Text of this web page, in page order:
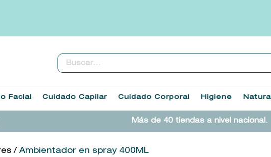
Buscar...
Facial Cuidado Capilar Cuidado Corporal Higiene
Más de 40 tiendas a nivel nacional.
Ambientador en spray 400ML
1.
heathcote
sol ipanema
3.
flowerbomb
4.
cleanance